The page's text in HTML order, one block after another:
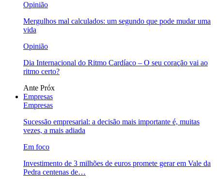
Opinião
Mergulhos mal calculados: um segundo que pode mudar uma
vida
Opinião
Dia Internacional do Ritmo Cardíaco – O seu coração vai ao
ritmo certo?
Ante Próx
Empresas
Empresas
Sucessão empresarial: a decisão mais importante é, muitas
vezes, a mais adiada
Em foco
Investimento de 3 milhões de euros promete gerar em Vale da
Pedra centenas de…